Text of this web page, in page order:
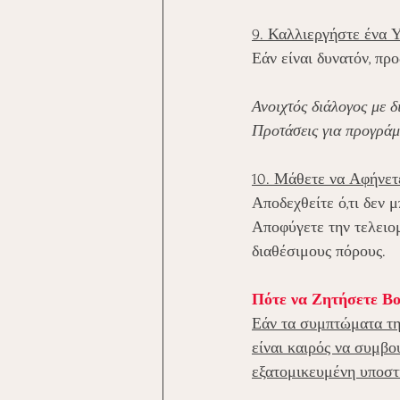
9. Καλλιεργήστε ένα
Εάν είναι δυνατόν,
Ανοιχτός διάλογος με
Προτάσεις για
10. Μάθετε να
Αποδεχθείτε ό,τι δεν
Αποφύγετε την
διαθέσιμους πόρους.
Πότε να Ζητήσετε
Εάν τα συμπτώματα
είναι καιρός να
εξατομικευμένη